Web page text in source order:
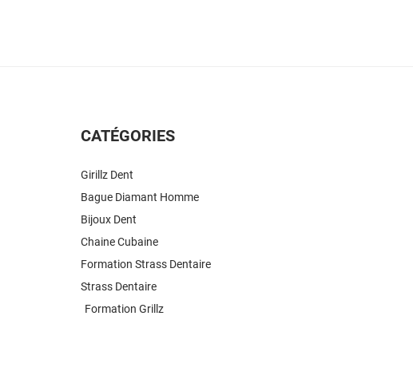
CATÉGORIES
Girillz Dent
Bague Diamant Homme
Bijoux Dent
Chaine Cubaine
Formation Strass Dentaire
Strass Dentaire
Formation Grillz